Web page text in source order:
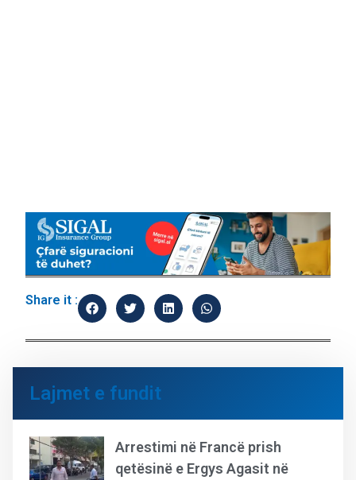
Share it :
Lajmet e fundit
Arrestimi në Francë prish
qetësinë e Ergys Agasit në